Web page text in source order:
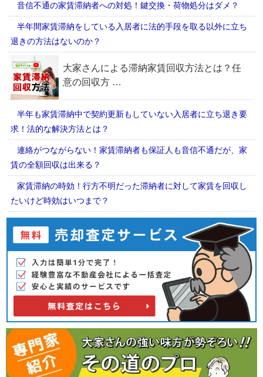
音信不通の家賃滞納者への対処！鍵交換・荷物処分はダメ？
半年間家賃滞納をしている入居者に法的手段を取る以外に立ち
退きの方法はないのか？
半年も家賃滞納中で契約更新もしていない入居者に立ち退き要
求！法的な解決方法とは？
連絡がつながらない！家賃滞納者も保証人も音信不通だが、家
賃の全額回収は出来る？
家賃滞納の時効！行方不明だった滞納者に対して家賃を回収し
たいけど時効はいつまで？